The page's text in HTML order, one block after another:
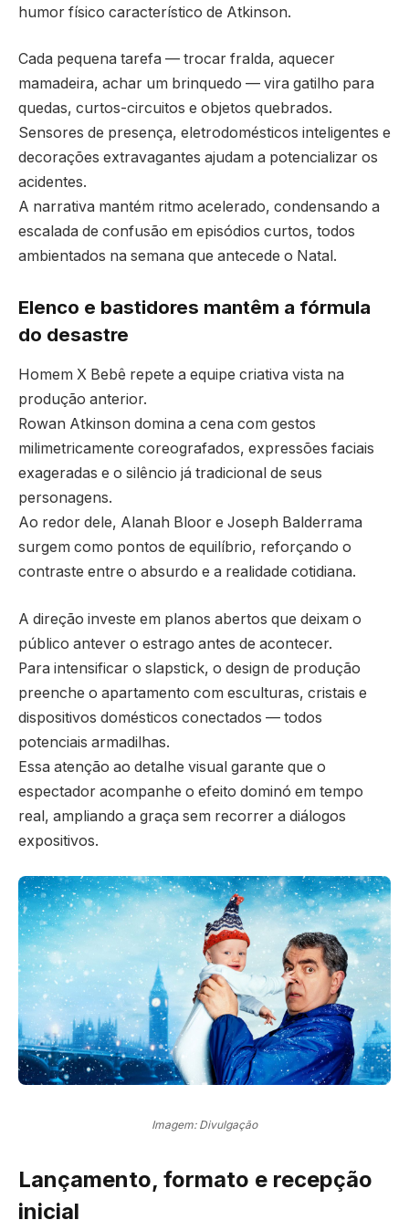
humor físico característico de Atkinson.
Cada pequena tarefa — trocar fralda, aquecer
mamadeira, achar um brinquedo — vira gatilho para
quedas, curtos-circuitos e objetos quebrados.
Sensores de presença, eletrodomésticos inteligentes e
decorações extravagantes ajudam a potencializar os
acidentes.
A narrativa mantém ritmo acelerado, condensando a
escalada de confusão em episódios curtos, todos
ambientados na semana que antecede o Natal.
Elenco e bastidores mantêm a fórmula
do desastre
Homem X Bebê repete a equipe criativa vista na
produção anterior.
Rowan Atkinson domina a cena com gestos
milimetricamente coreografados, expressões faciais
exageradas e o silêncio já tradicional de seus
personagens.
Ao redor dele, Alanah Bloor e Joseph Balderrama
surgem como pontos de equilíbrio, reforçando o
contraste entre o absurdo e a realidade cotidiana.
A direção investe em planos abertos que deixam o
público antever o estrago antes de acontecer.
Para intensificar o slapstick, o design de produção
preenche o apartamento com esculturas, cristais e
dispositivos domésticos conectados — todos
potenciais armadilhas.
Essa atenção ao detalhe visual garante que o
espectador acompanhe o efeito dominó em tempo
real, ampliando a graça sem recorrer a diálogos
expositivos.
Imagem: Divulgação
Lançamento, formato e recepção
inicial